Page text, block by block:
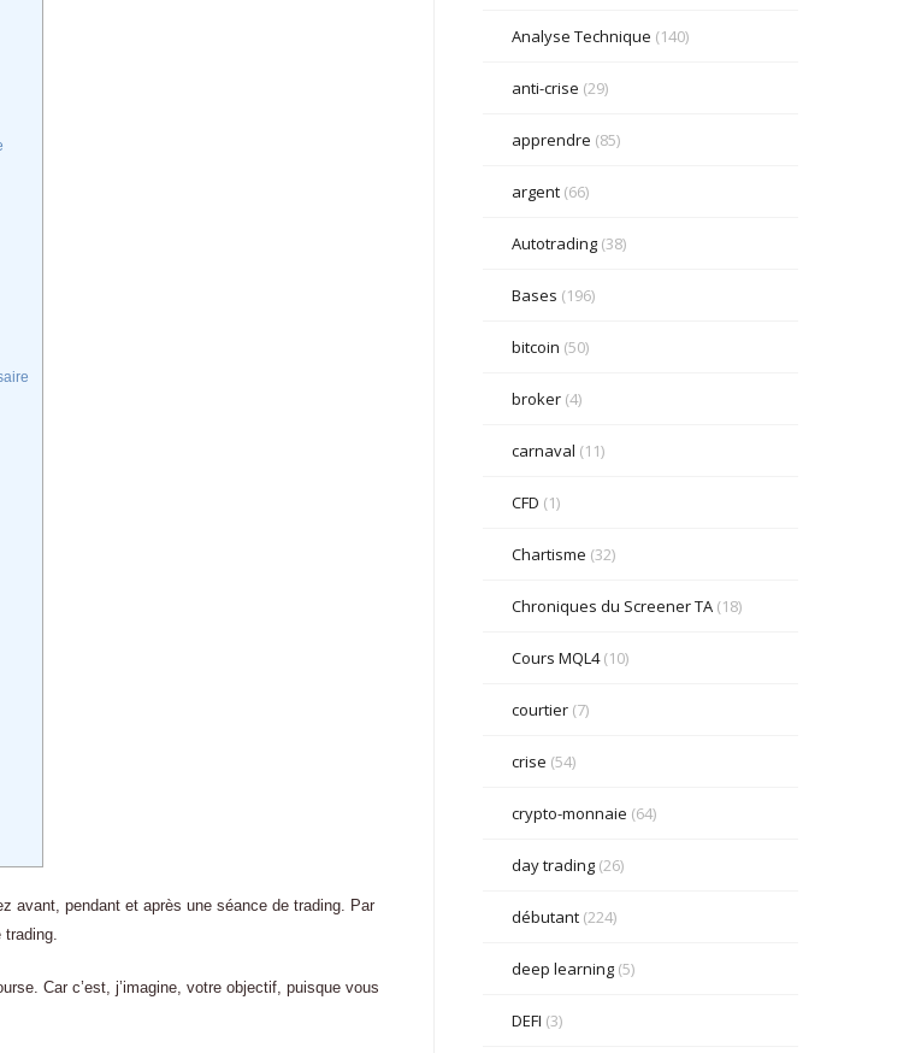
avant, pendant et après une séance de trading. Par
trading.
Car c’est, j’imagine, votre objectif, puisque vous
Analyse Technique (140)
anti-crise (29)
apprendre (85)
argent(66)
Autotrading(38)
Bases (196)
bitcoin (50)
broker(4)
carnaval (11)
CFD (1)
Chartisme (32)
Chroniques du Screener TA(18)
Cours MQL4(10)
courtier(7)
crise (54)
crypto-monnaie (64)
day trading(26)
débutant(224)
deep learning(5)
DEFI (3)